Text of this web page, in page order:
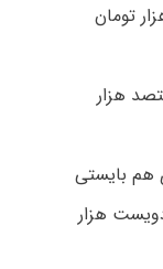
تومان
هزار
هم بایستی
هزار